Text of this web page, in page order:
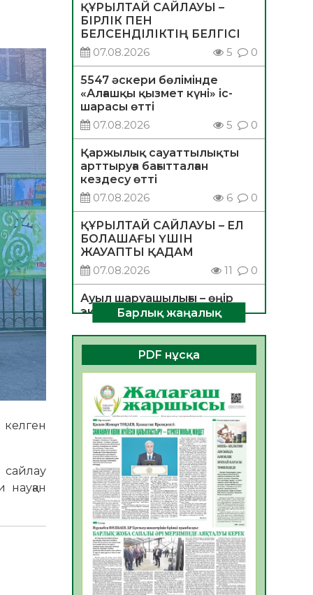
келген
сайлау
науқан
ҚҰРЫЛТАЙ САЙЛАУЫ –
БІРЛІК ПЕН
БЕЛСЕНДІЛІКТІҢ БЕЛГІСІ
07.08.2026
5 0
5547 әскери бөлімінде
«Алғашқы қызмет күні» іс-
шарасы өтті
07.08.2026
5 0
Қаржылық сауаттылықты
арттыруға бағытталған
кездесу өтті
07.08.2026
6 0
ҚҰРЫЛТАЙ САЙЛАУЫ – ЕЛ
БОЛАШАҒЫ ҮШІН
ЖАУАПТЫ ҚАДАМ
07.08.2026
11 0
Ауыл шаруашылығы – өңір
экономикасының негізгі
тірегі
06.08.2026
25 0
ҚОҒАМДЫҚ БЕЛСЕНДІЛІК –
ЕЛ ДАМУЫНЫҢ НЕГІЗІ
06.08.2026
23
ҚҰРЫЛТАЙ САЙЛАУЫ –
БОЛАШАҚҚА БАСТАР
ЖАУАПТЫ ТАҢДАУ
06.08.2026
26
Инфекциялық ауруларға
қарсы иммундау
жұмыстарының тиімділігі
06.08.2026
27
Көкжөтел ауруы туралы
Барлық жаңалық
PDF нұсқа